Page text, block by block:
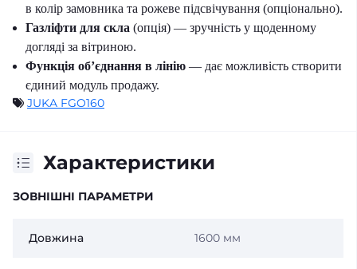
в колір замовника та рожеве підсвічування (опціонально).
Газліфти для скла (опція) — зручність у щоденному
догляді за вітриною.
Функція об’єднання в лінію — дає можливість створити
єдиний модуль продажу.
JUKA FGO160
Характеристики
ЗОВНІШНІ ПАРАМЕТРИ
Довжина 1600 мм